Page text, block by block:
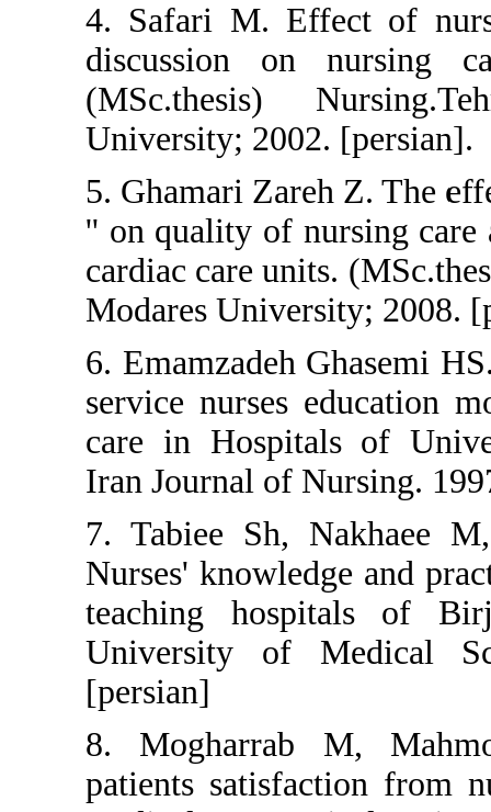
4. Safari M. Effect
discussion on
(MSc.thesis)
University; 2002.
5. Ghamari Zareh
'' on quality of
cardiac care units.
Modares
6. Emamzadeh
service nurses
care in Hospitals
Iran Journal of
7. Tabiee Sh,
Nurses' knowledge
teaching
University of
[persian]
8. Mogharrab M,
patients